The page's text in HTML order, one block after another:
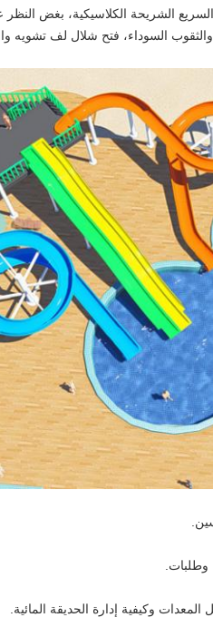
الشريحة الكلاسيكية، بغض النظر
السوداء، فتح شلال لف تشويه